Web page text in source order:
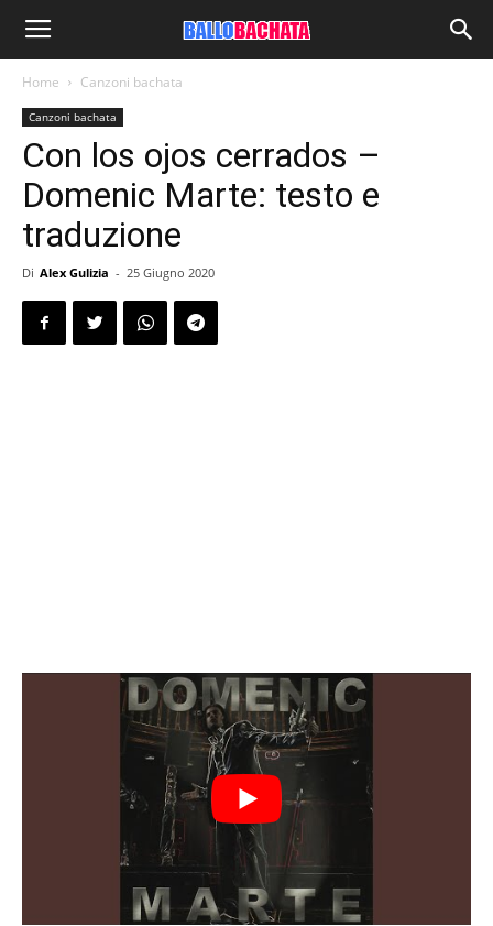
Home Canzoni bachata
Canzoni bachata
Con los ojos cerrados –
Domenic Marte: testo e
traduzione
Di Alex Gulizia - 25 Giugno 2020